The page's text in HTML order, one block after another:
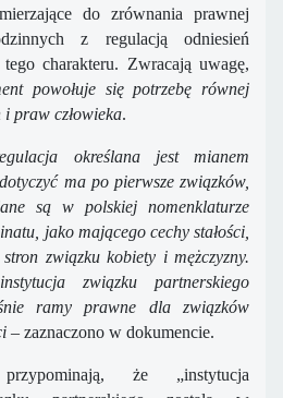
do zrównania prawnej
z regulacją odniesień
charakteru. Zwracają uwagę,
powołuje się potrzebę równej
praw człowieka.
określana jest mianem
ma po pierwsze związków,
są w polskiej nomenklaturze
jako mającego cechy stałości,
związku kobiety i mężczyzny.
związku partnerskiego
ramy prawne dla związków
– zaznaczono w dokumencie.
że „instytucja